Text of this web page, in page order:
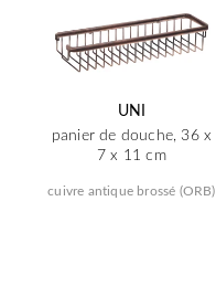
UNI
panier de douche, 36 x
7 x 11 cm
cuivre antique brossé (ORB)